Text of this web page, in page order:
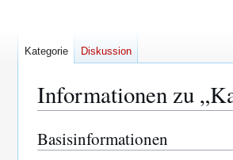
Informationen zu
Zur
Navigation
Zur
Suche
Basisinformationen
Kategorie Diskussion